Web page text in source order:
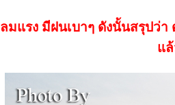
ลมแรง มีฝนเบาๆ ดังนั้นสรุปว่
แ